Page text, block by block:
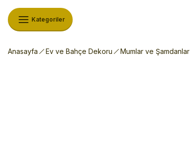
Kategoriler
Anasayfa Ev ve Bahçe Dekoru Mumlar ve Şamdanlar